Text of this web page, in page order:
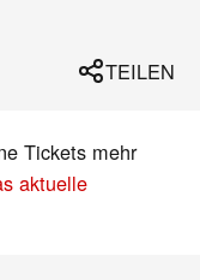
TEILEN
Tickets mehr
aktuelle